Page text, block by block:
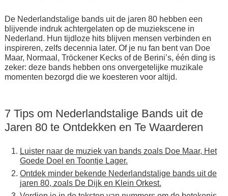
De Nederlandstalige bands uit de jaren 80 hebben een
blijvende indruk achtergelaten op de muziekscene in
Nederland. Hun tijdloze hits blijven mensen verbinden en
inspireren, zelfs decennia later. Of je nu fan bent van Doe
Maar, Normaal, Tröckener Kecks of de Berini’s, één ding is
zeker: deze bands hebben ons onvergetelijke muzikale
momenten bezorgd die we koesteren voor altijd.
7 Tips om Nederlandstalige Bands uit de
Jaren 80 te Ontdekken en Te Waarderen
Luister naar de muziek van bands zoals Doe Maar, Het
Goede Doel en Toontje Lager.
Ontdek minder bekende Nederlandstalige bands uit de
jaren 80, zoals De Dijk en Klein Orkest.